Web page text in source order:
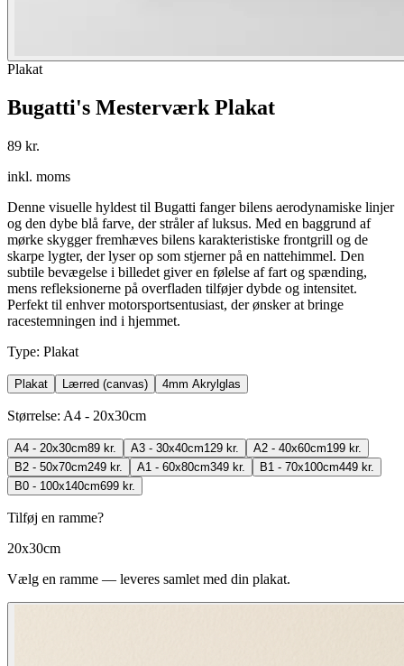
Plakat
Bugatti's Mesterværk Plakat
89 kr.
inkl. moms
Denne visuelle hyldest til Bugatti fanger bilens aerodynamiske linjer
og den dybe blå farve, der stråler af luksus. Med en baggrund af
mørke skygger fremhæves bilens karakteristiske frontgrill og de
skarpe lygter, der lyser op som stjerner på en nattehimmel. Den
subtile bevægelse i billedet giver en følelse af fart og spænding,
mens refleksionerne på overfladen tilføjer dybde og intensitet.
Perfekt til enhver motorsportsentusiast, der ønsker at bringe
racestemningen ind i hjemmet.
Type: Plakat
Plakat Lærred (canvas) 4mm Akrylglas
Størrelse: A4 - 20x30cm
A4 - 20x30cm89 kr. A3 - 30x40cm129 kr. A2 - 40x60cm199 kr.
B2 - 50x70cm249 kr. A1 - 60x80cm349 kr. B1 - 70x100cm449 kr.
B0 - 100x140cm699 kr.
Tilføj en ramme?
20x30cm
Vælg en ramme — leveres samlet med din plakat.